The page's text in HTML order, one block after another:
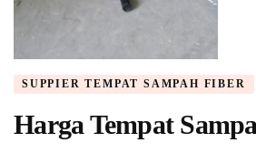
SUPPIER TEMPAT SAMPAH FIBER
Harga Tempat